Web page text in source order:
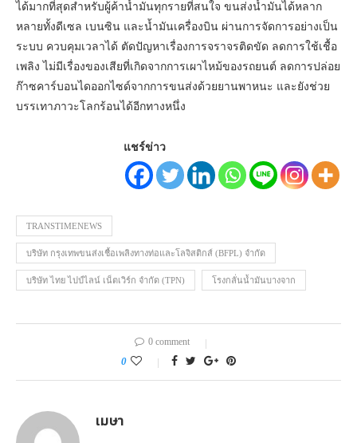
ได้มากที่สุดสำหรับผู้ค้าน้ำมันทุกรายที่สนใจ ขนส่งน้ำมันได้หลาก
หลายทั้งดีเซล เบนซิน และน้ำมันเครื่องบิน ผ่านการจัดการอย่างเป็น
ระบบ ควบคุมเวลาได้ ตัดปัญหาเรื่องการจราจรติดขัด ลดการใช้เชื้อ
เพลิง ไม่มีเรื่องของเสียที่เกิดจากการเผาไหม้ของรถยนต์ ลดการปล่อย
ก๊าซคาร์บอนไดออกไซด์จากการขนส่งด้วยยานพาหนะ และยังช่วย
บรรเทาภาวะโลกร้อนได้อีกทางหนึ่ง
แชร์ข่าว
TRANSTIMENEWS
บริษัท กรุงเทพขนส่งเชื้อเพลิงทางท่อและโลจิสติกส์ (BFPL) จำกัด
บริษัท ไทย ไปป์ไลน์ เน็ตเวิร์ก จำกัด (TPN) โรงกลั่นน้ำมันบางจาก
0 comment
0
เมษา